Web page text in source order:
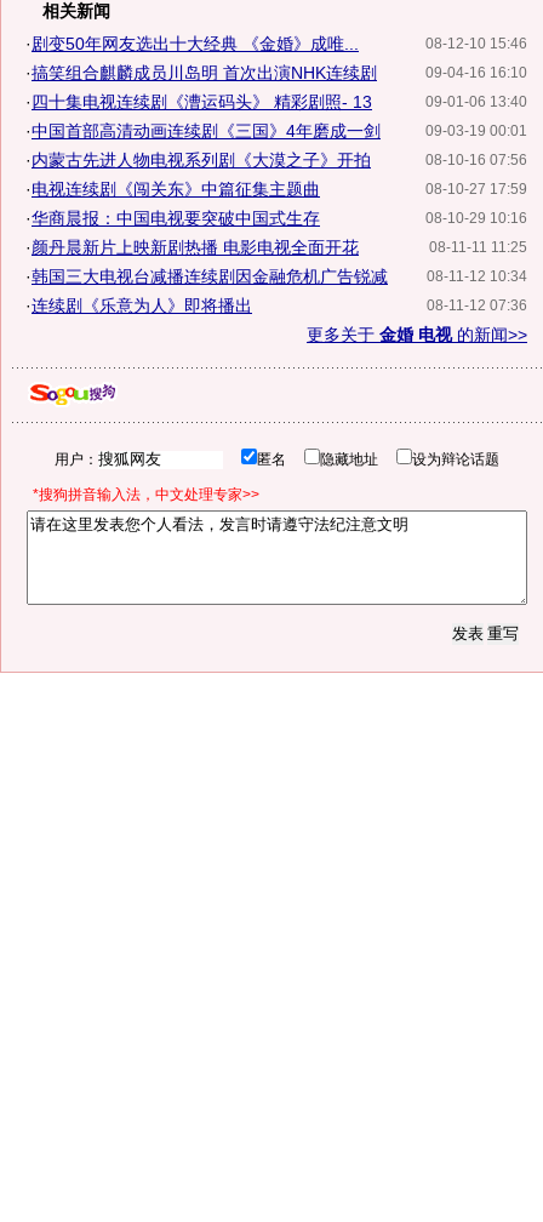
相关新闻
08-12-10 15:46
·剧变50年网友选出十大经典 《金婚》成唯...
09-04-16 16:10
·搞笑组合麒麟成员川岛明 首次出演NHK连续剧
09-01-06 13:40
·四十集电视连续剧《漕运码头》 精彩剧照- 13
09-03-19 00:01
·中国首部高清动画连续剧《三国》4年磨成一剑
08-10-16 07:56
·内蒙古先进人物电视系列剧《大漠之子》开拍
08-10-27 17:59
·电视连续剧《闯关东》中篇征集主题曲
08-10-29 10:16
·华商晨报：中国电视要突破中国式生存
08-11-11 11:25
·颜丹晨新片上映新剧热播 电影电视全面开花
08-11-12 10:34
·韩国三大电视台减播连续剧因金融危机广告锐减
08-11-12 07:36
·连续剧《乐意为人》即将播出
更多关于 金婚 电视的新闻>>
用户： 匿名 隐藏地址 设为辩论话题
*搜狗拼音输入法，中文处理专家>>